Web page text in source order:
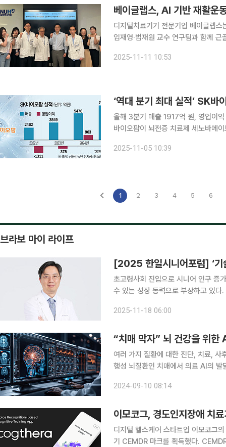
베이글랩스, AI 기반 재활운
디지털치료기기 전문기업 베이글랩
임재영·범재원 교수 연구팀과 함께
이오산업기술개발사업 지원으로 수
2025-11-11 10:53
올해 3분기 매출 1917억 원, 영업이익
바이오팜이 뇌전증 치료제 세노바메
트가 국산 41호 신약으로 국내 허가를
2025-11-05 10:39
1 2 3 4 5 6
브라보 마이 라이프
[2025 한일시니어포럼] ‘기
초고령사회 진입으로 시니어 인구 증
수 있는 성장 동력으로 부상하고 있
는 주요 연사들을 미리 만나, 한일 시
2025-11-18 06:00
“치매 막자” 뇌 건강을 위한
여러 가지 질환에 대한 진단, 치료, 사
행성 뇌질환인 치매에서 의료 AI의
매는 퇴행성 뇌질환으로 60세 이상 고
2024-09-10 08:14
이모코그, 경도인지장애 치
디지털 헬스케어 스타트업 이모코그
기 CEMDR 마크를 획득했다. CEMDR(Medical Device Regulation)은 유럽 시장으로 제품을